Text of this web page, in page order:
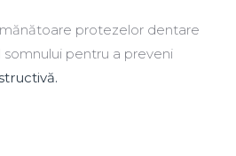
protezelor dentare
pentru a preveni